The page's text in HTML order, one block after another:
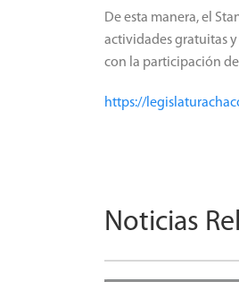
De esta manera, el
actividades gratuitas
con la participación
https://
Noticias